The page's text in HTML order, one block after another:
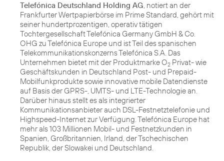
Telefónica Deutschland Holding AG, notiert an der
Frankfurter Wertpapierbörse im Prime Standard, gehört mit
seiner hundertprozentigen, operativ tätigen
Tochtergesellschaft Telefónica Germany GmbH & Co.
OHG zu Telefónica Europe und ist Teil des spanischen
Telekommunikationskonzerns Telefónica S.A. Das
Unternehmen bietet mit der Produktmarke O2 Privat- wie
Geschäftskunden in Deutschland Post- und Prepaid-
Mobilfunkprodukte sowie innovative mobile Datendienste
auf Basis der GPRS-, UMTS- und LTE-Technologie an.
Darüber hinaus stellt es als integrierter
Kommunikationsanbieter auch DSL-Festnetztelefonie und
Highspeed-Internet zur Verfügung. Telefónica Europe hat
mehr als 103 Millionen Mobil- und Festnetzkunden in
Spanien, Großbritannien, Irland, der Tschechischen
Republik, der Slowakei und Deutschland.